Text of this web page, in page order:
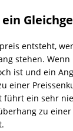
entsteht,
stehen.
ist und ein
einer
führt ein sehr
zu